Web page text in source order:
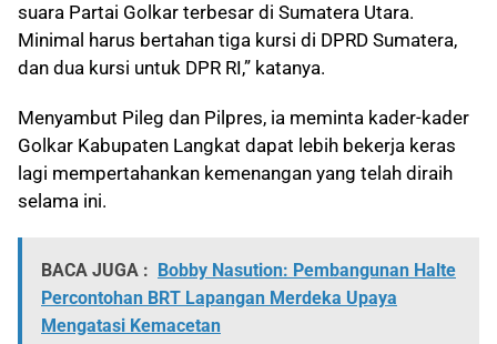
suara Partai Golkar terbesar di Sumatera Utara.
Minimal harus bertahan tiga kursi di DPRD Sumatera,
dan dua kursi untuk DPR RI,” katanya.
Menyambut Pileg dan Pilpres, ia meminta kader-kader
Golkar Kabupaten Langkat dapat lebih bekerja keras
lagi mempertahankan kemenangan yang telah diraih
selama ini.
BACA JUGA : Bobby Nasution: Pembangunan Halte
Percontohan BRT Lapangan Merdeka Upaya
Mengatasi Kemacetan